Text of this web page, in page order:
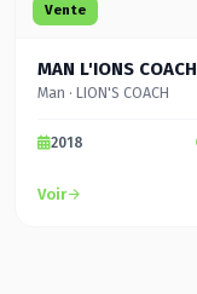
Vente
MAN L'IONS COACH
Man · LION'S COACH
2018
Voir